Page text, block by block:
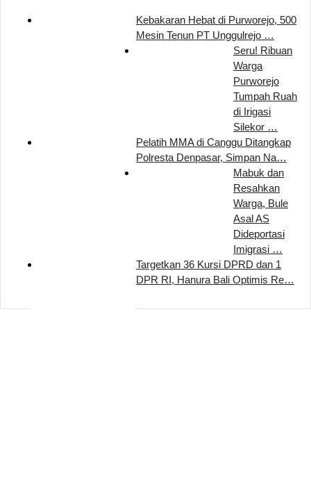
Kebakaran Hebat di Purworejo, 500
Mesin Tenun PT Unggulrejo …
Seru! Ribuan
Warga
Purworejo
Tumpah Ruah
di Irigasi
Silekor …
Pelatih MMA di Canggu Ditangkap
Polresta Denpasar, Simpan Na…
Mabuk dan
Resahkan
Warga, Bule
Asal AS
Dideportasi
Imigrasi …
Targetkan 36 Kursi DPRD dan 1
DPR RI, Hanura Bali Optimis Re…